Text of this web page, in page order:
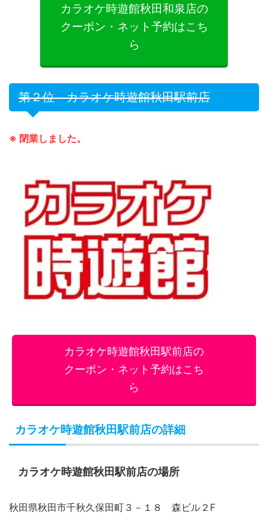
カラオケ時遊館秋田和泉店の
クーポン・ネット予約はこち
ら
第２位 カラオケ時遊館秋田駅前店
※ 閉業しました。
カラオケ時遊館秋田駅前店の
クーポン・ネット予約はこち
ら
カラオケ時遊館秋田駅前店の詳細
カラオケ時遊館秋田駅前店の場所
秋田県秋田市千秋久保田町３－１８ 森ビル２F